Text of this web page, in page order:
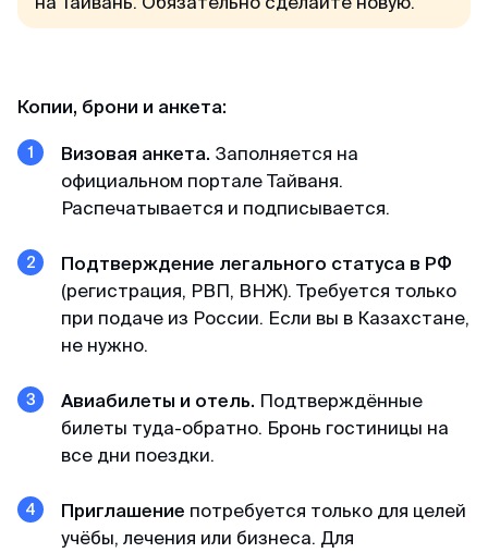
Александр
Отзыв с ВКонтакте · 2025
Делали визу в феврале 2025. Виза была
получена в течении 3х дней. За 2 дня до
въезда, нам прислали заполненные карты
прибытия При въезде в Сингапур в марте
2 мин. Большое спасибо MyVisa.World.
Наталья
Отзыв с Google · 2024
Вжух — и готово
Очень оперативные и приятные ребята.
Сделали визу в Японию, запросив у меня
минимум пакета документа, в отличие от
других агентств. Благодарю 🙏🏻
Копии, брони и анкета:
Визовая анкета. Заполняется на
официальном портале Тайваня.
Распечатывается и подписывается.
Подтверждение легального статуса в РФ
(регистрация, РВП, ВНЖ). Требуется только
при подаче из России. Если вы в Казахстане,
не нужно.
Авиабилеты и отель. Подтверждённые
билеты туда-обратно. Бронь гостиницы на
все дни поездки.
Приглашение потребуется только для целей
учёбы, лечения или бизнеса. Для